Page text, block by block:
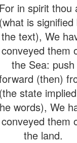
For in spirit thou
(what is signified
the text), We
conveyed them
the Sea: push
(then)
(the state
words), We
conveyed them
the land.